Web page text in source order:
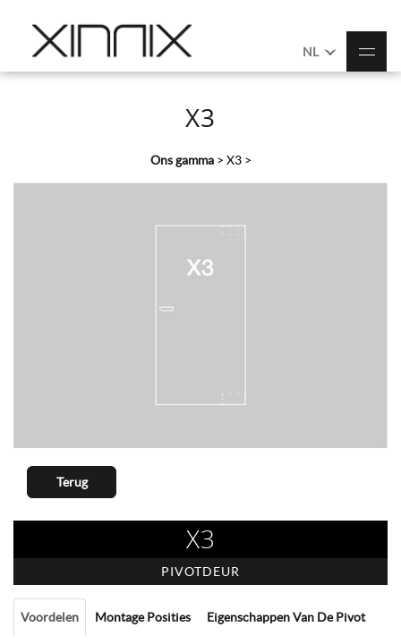
NL
X3
Ons gamma> X3>
Terug
X3
PIVOTDEUR
Voordelen Montage Posities Eigenschappen Van De Pivot